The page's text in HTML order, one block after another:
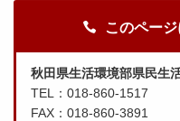
このペー
秋田県生活環境部県民生
TEL：018-860-1517
FAX：018-860-3891